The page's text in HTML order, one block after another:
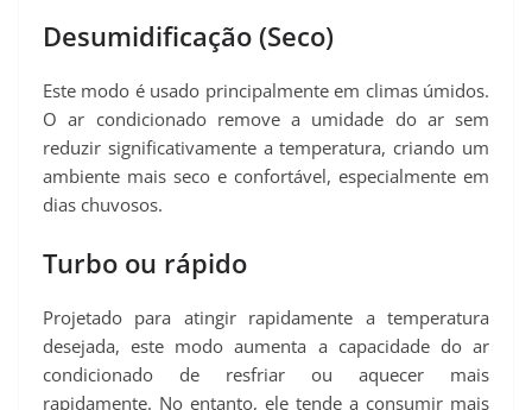
Desumidificação (Seco)
Este modo é usado principalmente em climas úmidos.
O ar condicionado remove a umidade do ar sem
reduzir significativamente a temperatura, criando um
ambiente mais seco e confortável, especialmente em
dias chuvosos.
Turbo ou rápido
Projetado para atingir rapidamente a temperatura
desejada, este modo aumenta a capacidade do ar
condicionado de resfriar ou aquecer mais
rapidamente. No entanto, ele tende a consumir mais